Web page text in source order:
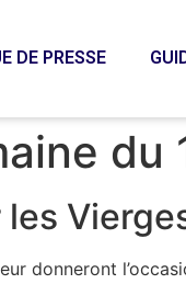
DE PRESSE
donneront